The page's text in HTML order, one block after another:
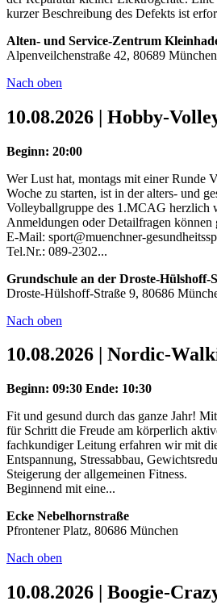
kurzer Beschreibung des Defekts ist
Alten- und Service-Zentrum
Alpenveilchenstraße 42, 80689 München
Nach oben
10.08.2026 | Hobby-
Beginn: 20:00
Wer Lust hat, montags mit einer Runde
Woche zu starten, ist in der alters- und
Volleyballgruppe des 1.MCAG herzlich
Anmeldungen oder Detailfragen können
E-Mail: sport@muenchner-
Tel.Nr.: 089-2302...
Grundschule an der Droste-Hülshoff-
Droste-Hülshoff-Straße 9, 80686
Nach oben
10.08.2026 | Nordic-
Beginn: 09:30 Ende: 10:30
Fit und gesund durch das ganze Jahr!
für Schritt die Freude am körperlich
fachkundiger Leitung erfahren wir mit
Entspannung, Stressabbau,
Steigerung der allgemeinen Fitness.
Beginnend mit eine...
Ecke Nebelhornstraße
Pfrontener Platz, 80686 München
Nach oben
10.08.2026 | Boogie-